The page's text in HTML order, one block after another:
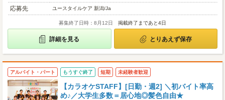
応募先
ユースタイルケア 新潟/Ja
募集終了日時：8月12日 掲載終了まであと4日
詳細を見る とりあえず保存
アルバイト・パート もうすぐ終了 短期 未経験者歓迎
【カラオケSTAFF】[日勤・週2] ＼初バイト率高
め♪／大学生多数＝居心地◎髪色自由★